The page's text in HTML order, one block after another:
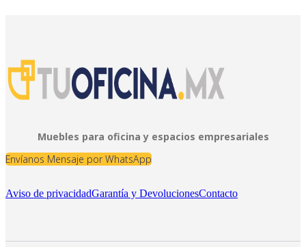
Muebles para oficina y espacios empresariales
Envíanos Mensaje por WhatsApp
Aviso de privacidadGarantía y DevolucionesContacto